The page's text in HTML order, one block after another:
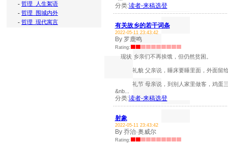
- 哲理_人生絮语
- 哲理_围城内外
- 哲理_现代寓言
分类:读者-来稿选登
有关故乡的若干词条
2022-05-11 23:43:42
By 罗鹿鸣
Rating:
现状 乡亲们不再挨饿，但仍然贫困。
礼貌 父亲说，睡床要睡里面，外面留给
礼节 母亲说，到别人家里做客，鸡蛋三
&nb...
分类:读者-来稿选登
射象
2022-05-11 23:43:42
By 乔治·奥威尔
Rating: